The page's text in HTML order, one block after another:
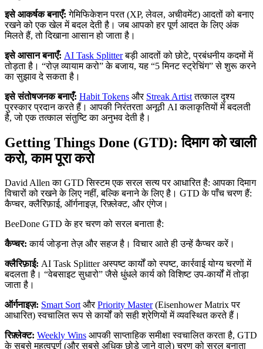
इसे आकर्षक बनाएँ: गेमिफिकेशन परत (XP, लेवल, अचीवमेंट) आदतों को बनाए
रखने को एक खेल में बदल देती है। जब आपको हर पूर्ण आदत के लिए अंक
मिलते हैं, तो दिखाना आसान हो जाता है।
इसे आसान बनाएँ: AI Task Splitterबड़ी आदतों को छोटे, प्रबंधनीय कदमों में
तोड़ता है। “रोज़ व्यायाम करो” के बजाय, यह “5 मिनट स्ट्रेचिंग” से शुरू करने
का सुझाव दे सकता है।
इसे संतोषजनक बनाएँ: Habit Tokens और Streak Artistतत्काल दृश्य
पुरस्कार प्रदान करते हैं। आपकी निरंतरता अनूठी AI कलाकृतियों में बदलती
है, जो एक तत्काल संतुष्टि का अनुभव देती है।
Getting Things Done (GTD): दिमाग को खाली
करो, काम पूरा करो
David Allen का GTD सिस्टम एक सरल सत्य पर आधारित है: आपका दिमाग
विचारों को रखने के लिए नहीं, बल्कि बनाने के लिए है। GTD के पाँच चरण हैं:
कैप्चर, क्लैरिफ़ाई, ऑर्गनाइज़, रिफ़्लेक्ट, और एंगेज।
BeeDone GTD के हर चरण को सरल बनाता है:
कैप्चर: कार्य जोड़ना तेज़ और सहज है। विचार आते ही उन्हें कैप्चर करें।
क्लैरिफ़ाई: AI Task Splitter अस्पष्ट कार्यों को स्पष्ट, कार्रवाई योग्य चरणों में
बदलता है। “वेबसाइट सुधारो” जैसे धुंधले कार्य को विशिष्ट उप-कार्यों में तोड़ा
जाता है।
ऑर्गनाइज़: Smart SortऔरPriority Master(Eisenhower Matrix पर
आधारित) स्वचालित रूप से कार्यों को सही श्रेणियों में व्यवस्थित करते हैं।
रिफ़्लेक्ट: Weekly Wins आपकी साप्ताहिक समीक्षा स्वचालित करता है, GTD
के सबसे महत्वपूर्ण (और सबसे अधिक छोड़े जाने वाले) चरण को सरल बनाता